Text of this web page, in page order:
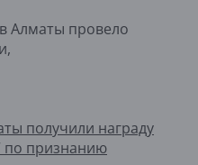
Алматы провело
получили награду
по признанию